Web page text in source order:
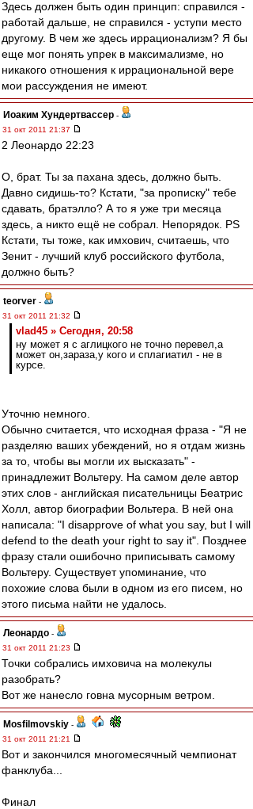
Здесь должен быть один принцип: справился -
работай дальше, не справился - уступи место
другому. В чем же здесь иррационализм? Я бы
еще мог понять упрек в максимализме, но
никакого отношения к иррациональной вере
мои рассуждения не имеют.
Иоаким Хундертвассер -
31 окт 2011 21:37
2 Леонардо 22:23
О, брат. Ты за пахана здесь, должно быть.
Давно сидишь-то? Кстати, "за прописку" тебе
сдавать, братэлло? А то я уже три месяца
здесь, а никто ещё не собрал. Непорядок. PS
Кстати, ты тоже, как имхович, считаешь, что
Зенит - лучший клуб российского футбола,
должно быть?
teorver -
31 окт 2011 21:32
vlad45 » Сегодня, 20:58
ну может я с аглицкого не точно перевел,а
может он,зараза,у кого и сплагиатил - не в
курсе.
Уточню немного.
Обычно считается, что исходная фраза - "Я не
разделяю ваших убеждений, но я отдам жизнь
за то, чтобы вы могли их высказать" -
принадлежит Вольтеру. На самом деле автор
этих слов - английская писательницы Беатрис
Холл, автор биографии Вольтера. В ней она
написала: "I disapprove of what you say, but I will
defend to the death your right to say it". Позднее
фразу стали ошибочно приписывать самому
Вольтеру. Существует упоминание, что
похожие слова были в одном из его писем, но
этого письма найти не удалось.
Леонардо -
31 окт 2011 21:23
Точки собрались имховича на молекулы
разобрать?
Вот же нанесло говна мусорным ветром.
Mosfilmovskiy -
31 окт 2011 21:21
Вот и закончился многомесячный чемпионат
фанклуба...
Финал